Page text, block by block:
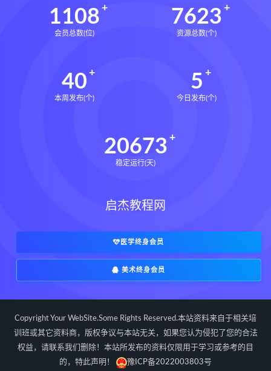
六爻万象答疑全书网盘
六爻万象答疑全书pdf
道家八字化解指导册下载
道家八字化解指导册网盘
道家八字化解指导册
过三关与做功实例下载
过三关与做功实例pdf
过三关与做功实例 归一
寻龙点穴高级班课程下载
辰南择吉日下载 辰南择吉日网盘
辰南择吉日 九宫八卦指针下载
九宫八卦指针网盘 九宫八卦指针
世道天机预测学下载
1108
会员总数(位)
7623
资源总数(个)
40
本周发布(个)
5
今日发布(个)
20673
稳定运行(天)
启杰教程网
医学终身会员
美术终身会员
Copyright Your WebSite.Some Rights Reserved.本站资料来自于相关培
训班或其它资料商，版权争议与本站无关，如果您认为侵犯了您的合法
权益，请联系我们删除！本站所发布的资料仅限用于学习或参考的目
的，特此声明！
豫ICP备2022003803号